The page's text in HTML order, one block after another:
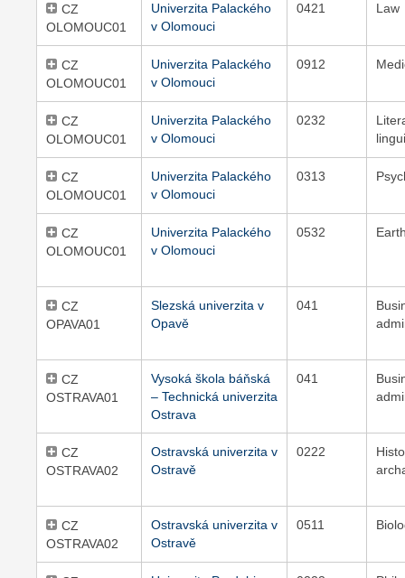
CZ
OLOMOUC01
Univerzita Palackého
v Olomouci
0421 Law
CZ
OLOMOUC01
Univerzita Palackého
v Olomouci
0912
CZ
OLOMOUC01
Univerzita Palackého
v Olomouci
0232
CZ
OLOMOUC01
Univerzita Palackého
v Olomouci
0313
CZ
OLOMOUC01
Univerzita Palackého
v Olomouci
0532
CZ
OPAVA01
Slezská univerzita v
Opavě
041
CZ
OSTRAVA01
Vysoká škola báňská
– Technická univerzita
Ostrava
041
CZ
OSTRAVA02
Ostravská univerzita v
Ostravě
0222
CZ
OSTRAVA02
Ostravská univerzita v
Ostravě
0511